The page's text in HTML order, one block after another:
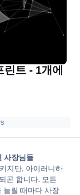
트 - 1개에
사장님들
지만, 아이러니하
곤 합니다. 모든
늘릴 때마다 사장